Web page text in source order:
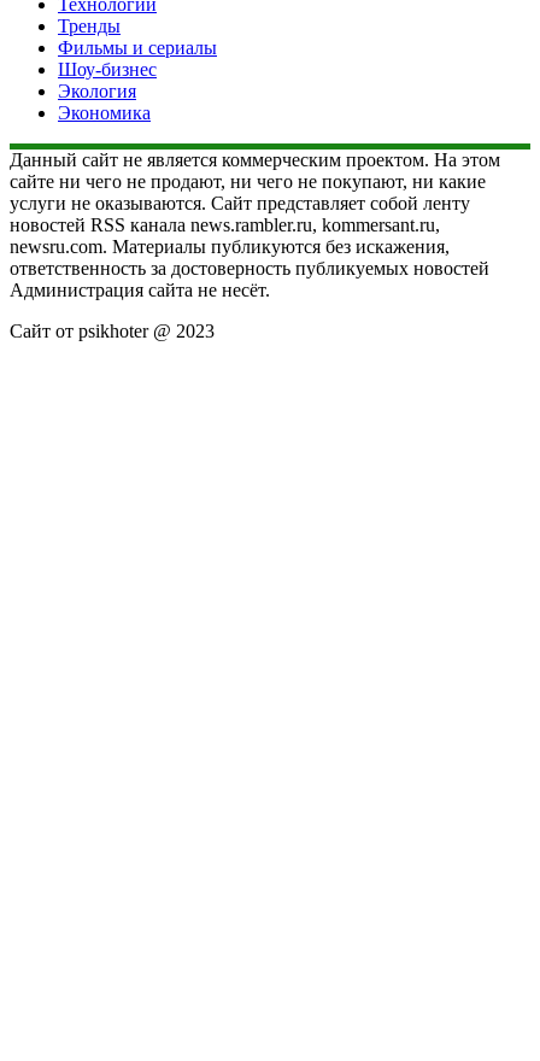
Технологии
Тренды
Фильмы и сериалы
Шоу-бизнес
Экология
Экономика
Данный сайт не является коммерческим проектом. На этом
сайте ни чего не продают, ни чего не покупают, ни какие
услуги не оказываются. Сайт представляет собой ленту
новостей RSS канала news.rambler.ru, kommersant.ru,
newsru.com. Материалы публикуются без искажения,
ответственность за достоверность публикуемых новостей
Администрация сайта не несёт.
Сайт от psikhoter @ 2023